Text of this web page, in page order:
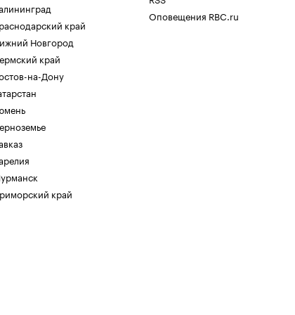
край
Новгород
край
на-Дону
край
Оповещения RBC.ru